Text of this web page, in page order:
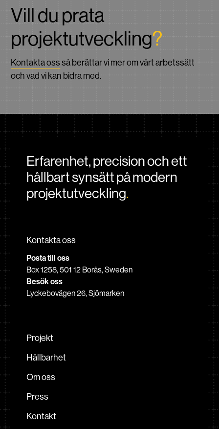
Vill du prata
projektutveckling?
Kontakta oss så berättar vi mer om vårt arbetssätt
och vad vi kan bidra med.
Erfarenhet, precision och ett
hållbart synsätt på modern
projektutveckling.
Kontakta oss
Posta till oss
Box 1258, 501 12 Borås, Sweden
Besök oss
Lyckebovägen 26, Sjömarken
Projekt
Hållbarhet
Om oss
Press
Kontakt